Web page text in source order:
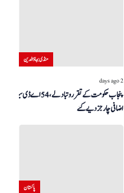
منڈی بہاؤالدین
2 days ago
پنجاب حکومت کے تقرر و تبادلے، 54 اے ڈی سیز کو
اضافی چارجز دیے گئے
پاکستان